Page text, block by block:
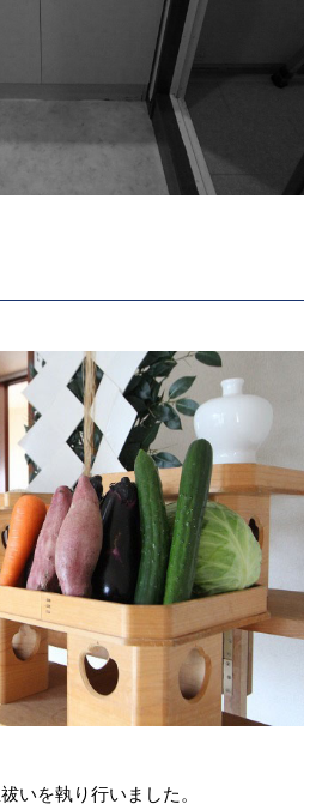
いを執り行いました。